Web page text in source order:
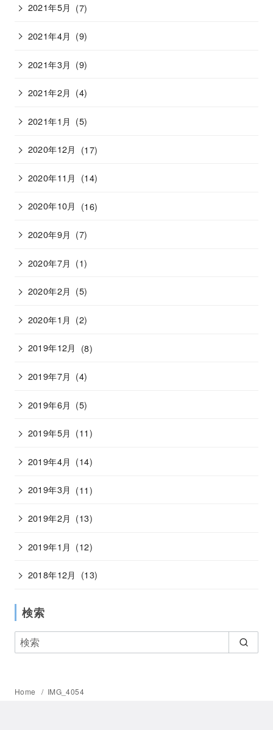
2021年5月 (7)
2021年4月 (9)
2021年3月 (9)
2021年2月 (4)
2021年1月 (5)
2020年12月 (17)
2020年11月 (14)
2020年10月 (16)
2020年9月 (7)
2020年7月 (1)
2020年2月 (5)
2020年1月 (2)
2019年12月 (8)
2019年7月 (4)
2019年6月 (5)
2019年5月 (11)
2019年4月 (14)
2019年3月 (11)
2019年2月 (13)
2019年1月 (12)
2018年12月 (13)
検索
Home IMG_4054